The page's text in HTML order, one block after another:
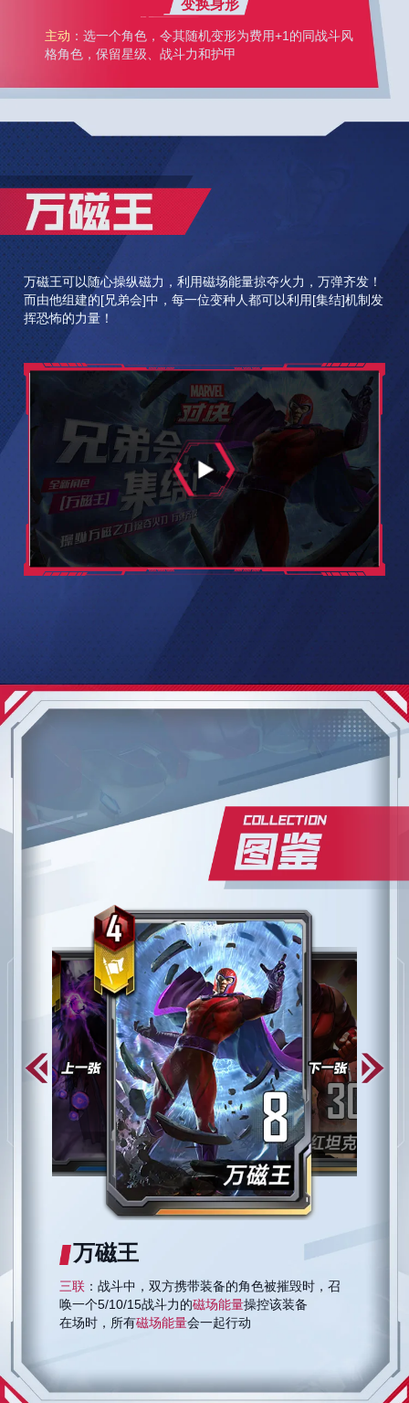
变换身形
主动 ：选一个角色，令其随机变形为费用+1的同战斗风
格角色，保留星级、战斗力和护甲
万磁王可以随心操纵磁力，利用磁场能量掠夺火力，万弹齐发！
而由他组建的[兄弟会]中，每一位变种人都可以利用[集结]机制发
挥恐怖的力量！
万磁王
三联 ：战斗中，双方携带装备的角色被摧毁时，召
唤一个5/10/15战斗力的磁场能量操控该装备
在场时，所有磁场能量会一起行动